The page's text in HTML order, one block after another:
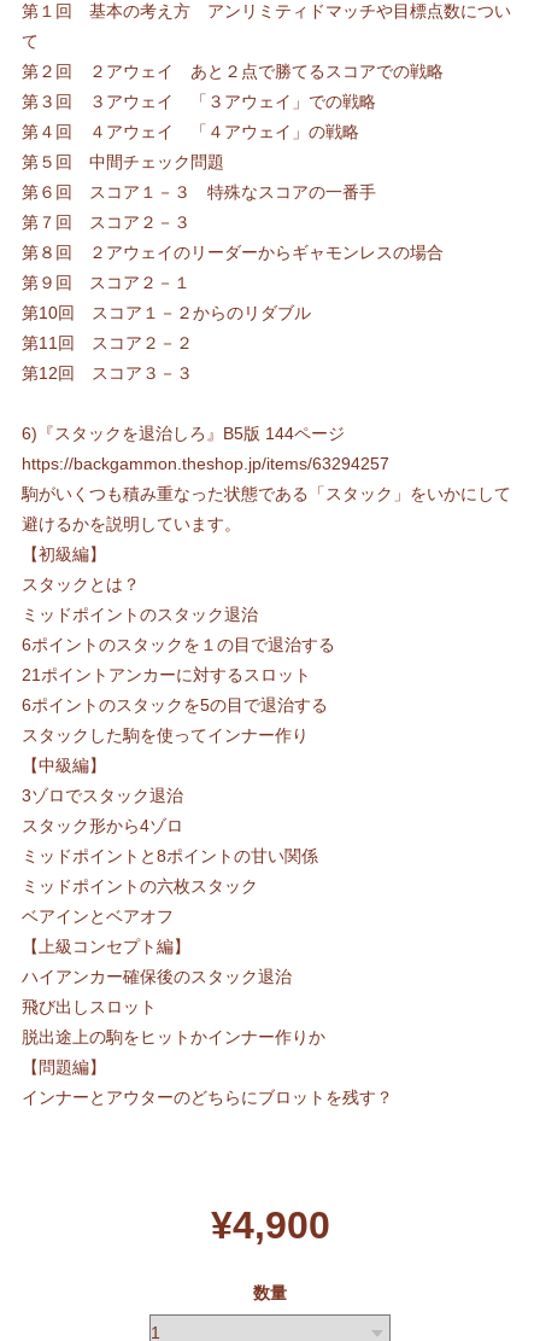
第１回 基本の考え方 アンリミティドマッチや目標点数につい
て
第２回 ２アウェイ あと２点で勝てるスコアでの戦略
第３回 ３アウェイ 「３アウェイ」での戦略
第４回 ４アウェイ 「４アウェイ」の戦略
第５回 中間チェック問題
第６回 スコア１－３ 特殊なスコアの一番手
第７回 スコア２－３
第８回 ２アウェイのリーダーからギャモンレスの場合
第９回 スコア２－１
第10回 スコア１－２からのリダブル
第11回 スコア２－２
第12回 スコア３－３
6)『スタックを退治しろ』B5版 144ページ
https://backgammon.theshop.jp/items/63294257
駒がいくつも積み重なった状態である「スタック」をいかにして
避けるかを説明しています。
【初級編】
スタックとは？
ミッドポイントのスタック退治
6ポイントのスタックを１の目で退治する
21ポイントアンカーに対するスロット
6ポイントのスタックを5の目で退治する
スタックした駒を使ってインナー作り
【中級編】
3ゾロでスタック退治
スタック形から4ゾロ
ミッドポイントと8ポイントの甘い関係
ミッドポイントの六枚スタック
ベアインとベアオフ
【上級コンセプト編】
ハイアンカー確保後のスタック退治
飛び出しスロット
脱出途上の駒をヒットかインナー作りか
【問題編】
インナーとアウターのどちらにブロットを残す？
¥4,900
数量